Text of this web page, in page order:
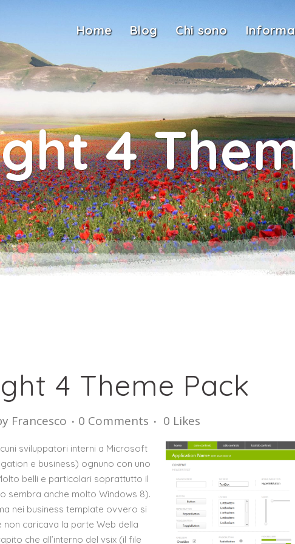
Home Blog Chi sono
4
4 Theme Pack
Francesco 0 Comments 0 Likes
sviluppatori interni a Microsoft
e business) ognuno con uno
belli e particolari soprattutto il
sembra anche molto Windows 8).
nei business template ovvero si
caricava la parte Web della
che all’interno del vsix (il file